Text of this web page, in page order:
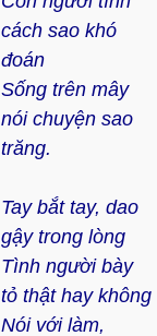
cách sao khó
đoán
Sống trên mây
nói chuyện sao
trăng.
Tay bắt tay, dao
gậy trong lòng
Tình người bày
tỏ thật hay không
Nói với làm,